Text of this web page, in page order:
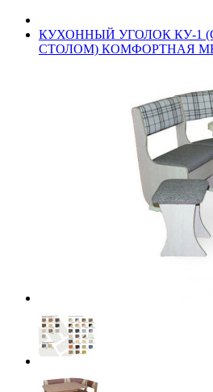
КУХОННЫЙ УГОЛОК КУ-1
СТОЛОМ) КОМФОРТНАЯ